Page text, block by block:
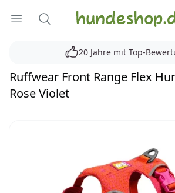
Menü öffnen
Suche Hundeshop.de
20 Jahre mit Top-
Ruffwear Front Range Flex
Rose Violet